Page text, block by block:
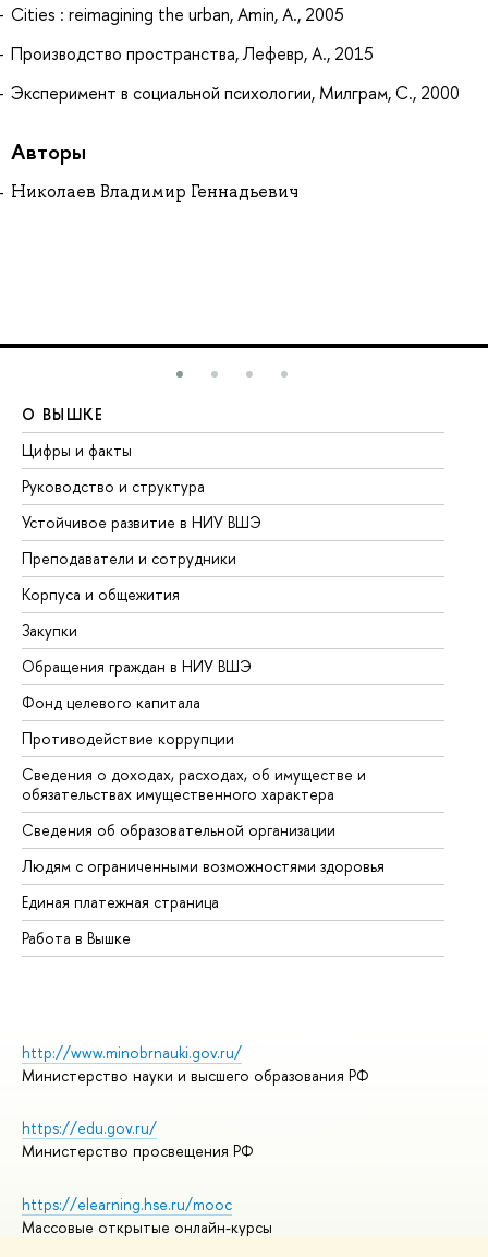
Cities : reimagining the urban, Amin, A., 2005
Производство пространства, Лефевр, А., 2015
Эксперимент в социальной психологии, Милграм, С., 2000
Авторы
Николаев Владимир Геннадьевич
О ВЫШКЕ
Цифры и факты
Руководство и структура
Устойчивое развитие в НИУ ВШЭ
Преподаватели и сотрудники
Корпуса и общежития
Закупки
Обращения граждан в НИУ ВШЭ
Фонд целевого капитала
Противодействие коррупции
Сведения о доходах, расходах, об имуществе и
обязательствах имущественного характера
Сведения об образовательной организации
Людям с ограниченными возможностями здоровья
Единая платежная страница
Работа в Вышке
http://www.minobrnauki.gov.ru/
Министерство науки и высшего образования РФ
https://edu.gov.ru/
Министерство просвещения РФ
https://elearning.hse.ru/mooc
Массовые открытые онлайн-курсы